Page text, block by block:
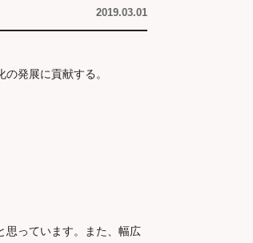
2019.03.01
発展に貢献する。
思っています。また、幅広